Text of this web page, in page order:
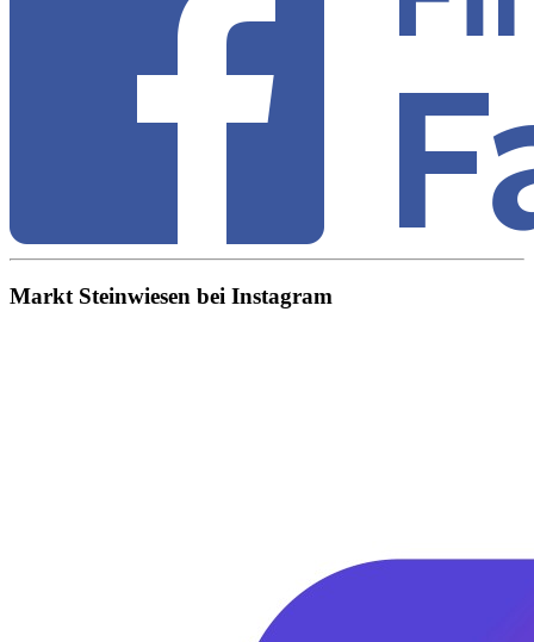
Markt Steinwiesen bei Instagram